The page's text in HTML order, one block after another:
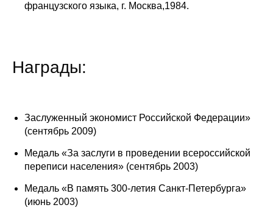
Отрасли и регионы
Ученый совет
О совете
Регулярные прогнозы
Краткосрочный прогноз
французского языка, г. Москва,1984.
Награды:
Заслуженный экономист Российской Федерации»
(сентябрь 2009)
Медаль «За заслуги в проведении всероссийской
переписи населения» (сентябрь 2003)
Медаль «В память 300-летия Санкт-Петербурга»
(июнь 2003)